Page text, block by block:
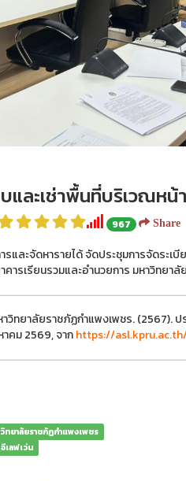
และเช่าพื้นที่บริเวณหน้
967 Share
และจัดหารายได้ จัดประชุมการจัดระเ
ารเรียนรวมและอำนวยการ มหาวิทยา
วิทยาลัยราชภัฏกำแพงเพชร. (2567).
าคม 2569, จากhttps://
ทยาลัยราชภัฏกำแพงเพชร
เลฟเว่น